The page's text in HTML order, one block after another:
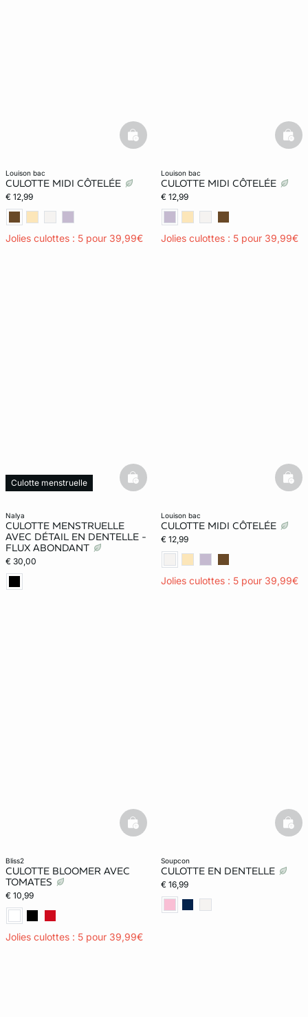
louison bac
CULOTTE MIDI CÔTELÉE
€ 12,99
Jolies culottes : 5 pour 39,99€
basketfull
louison bac
CULOTTE MIDI CÔTELÉE
€ 12,99
Jolies culottes : 5 pour 39,99€
nalya
CULOTTE MENSTRUELLE
AVEC DÉTAIL EN DENTELLE -
FLUX ABONDANT
€ 30,00
Culotte menstruelle
basketfull
louison bac
CULOTTE MIDI CÔTELÉE
€ 12,99
Jolies culottes : 5 pour 39,99€
bliss2
CULOTTE BLOOMER AVEC
TOMATES
€ 10,99
Jolies culottes : 5 pour 39,99€
basketfull
soupcon
CULOTTE EN DENTELLE
€ 16,99